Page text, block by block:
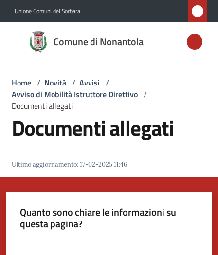
Unione Comuni del Sorbara
Comune di Nonantola
Comune di
Nonantola
Amministrazione
Menu selezionato
Vivere
Nonantola
Home / Novità / Avvisi /
Avviso di Mobilità Istruttore Direttivo /
Documenti allegati
Documenti allegati
Ultimo aggiornamento:17-02-2025 11:46
Quanto sono chiare le informazioni su
questa pagina?